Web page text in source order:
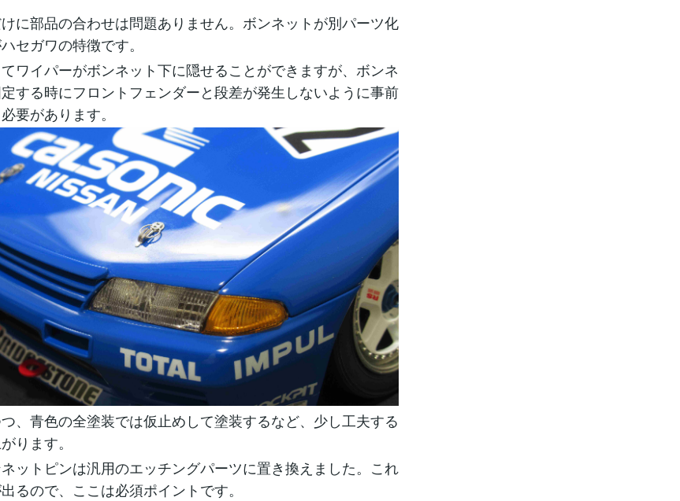
に部品の合わせは問題ありません。ボンネットが別パーツ化
セガワの特徴です。
ワイパーがボンネット下に隠せることができますが、ボンネ
する時にフロントフェンダーと段差が発生しないように事前
要があります。
、青色の全塗装では仮止めして塗装するなど、少し工夫する
ります。
ットピンは汎用のエッチングパーツに置き換えました。これ
るので、ここは必須ポイントです。